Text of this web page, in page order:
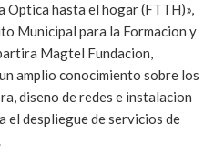
Optica hasta el hogar (FTTH)»,
Municipal para la Formacion y
Magtel Fundacion,
amplio conocimiento sobre los
diseno de redes e instalacion
el despliegue de servicios de